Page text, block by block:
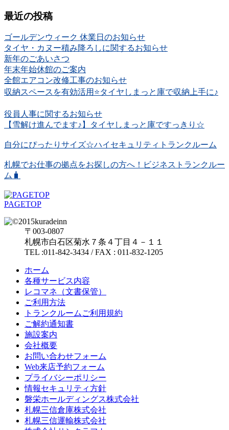
最近の投稿
ゴールデンウィーク 休業日のお知らせ
タイヤ・カヌー積み降ろしに関するお知らせ
新年のごあいさつ
年末年始休館のご案内
全館エアコン改修工事のお知らせ
収納スペースを有効活用⭐️タイヤしまっと庫で収納上手に♪
役員人事に関するお知らせ
【雪解け進んでます♪】タイヤしまっと庫ですっきり☆
自分にぴったりサイズ☆ハイセキュリティトランクルーム
札幌でお仕事の拠点をお探しの方へ！ビジネストランクルー
ム🧳
PAGETOP
〒003-0807
札幌市白石区菊水７条４丁目４－１１
TEL :011-842-3434 / FAX : 011-832-1205
ホーム
各種サービス内容
レコマネ（文書保管）
ご利用方法
トランクルームご利用規約
ご解約通知書
施設案内
会社概要
お問い合わせフォーム
Web来店予約フォーム
プライバシーポリシー
情報セキュリティ方針
磐栄ホールディングス株式会社
札幌三信倉庫株式会社
札幌三信運輸株式会社